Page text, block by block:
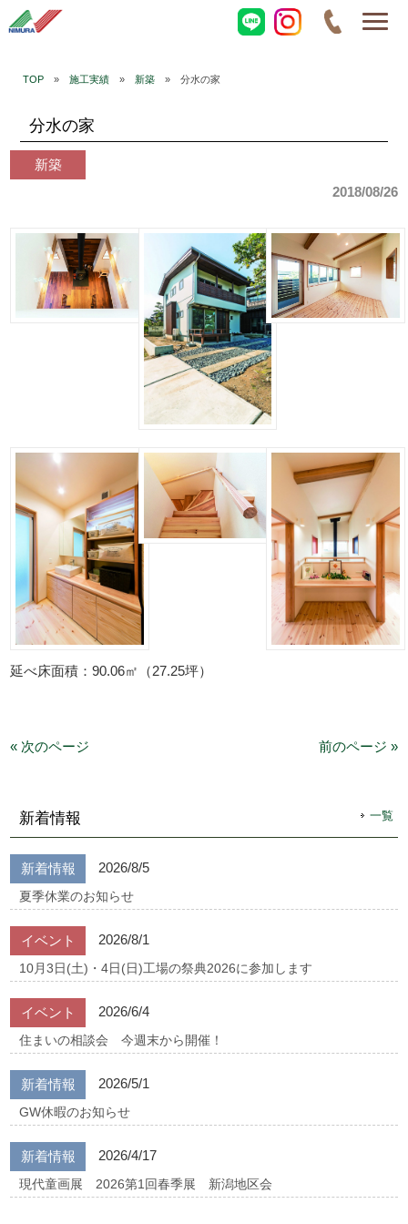
TOP» 施工実績» 新築» 分水の家
分水の家
新築
2018/08/26
延べ床面積：90.06㎡（27.25坪）
« 次のページ 前のページ »
新着情報 一覧
新着情報 2026/8/5
夏季休業のお知らせ
イベント 2026/8/1
10月3日(土)・4日(日)工場の祭典2026に参加します
イベント 2026/6/4
住まいの相談会 今週末から開催！
新着情報 2026/5/1
GW休暇のお知らせ
新着情報 2026/4/17
現代童画展 2026第1回春季展 新潟地区会